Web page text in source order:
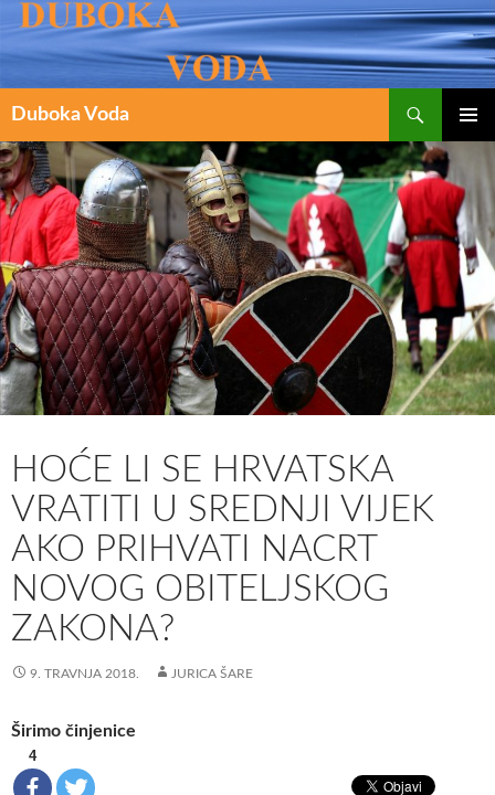
Duboka Voda
Pretraži
HOĆE LI SE HRVATSKA
VRATITI U SREDNJI VIJEK
AKO PRIHVATI NACRT
NOVOG OBITELJSKOG
ZAKONA?
9. TRAVNJA 2018. JURICA ŠARE
Širimo činjenice
4